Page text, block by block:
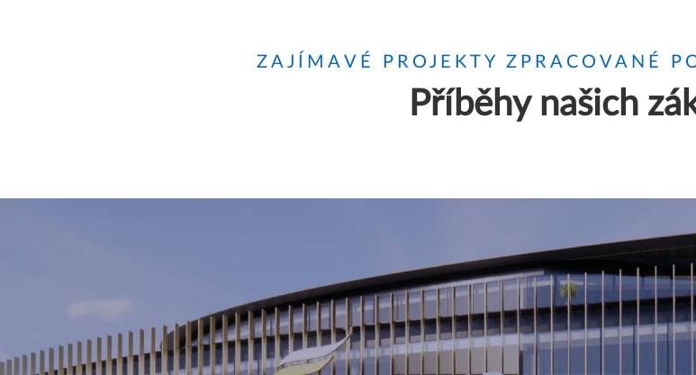
ZAJÍMAVÉ PROJEKTY ZPRACOVANÉ
Příběhy našich